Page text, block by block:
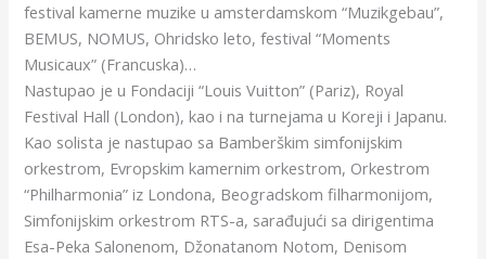
festival kamerne muzike u amsterdamskom “Muzikgebau”,
BEMUS, NOMUS, Ohridsko leto, festival “Moments
Musicaux” (Francuska)…
Nastupao je u Fondaciji “Louis Vuitton” (Pariz), Royal
Festival Hall (London), kao i na turnejama u Koreji i Japanu.
Kao solista je nastupao sa Bamberškim simfonijskim
orkestrom, Evropskim kamernim orkestrom, Orkestrom
“Philharmonia” iz Londona, Beogradskom filharmonijom,
Simfonijskim orkestrom RTS-a, sarađujući sa dirigentima
Esa-Peka Salonenom, Džonatanom Notom, Denisom